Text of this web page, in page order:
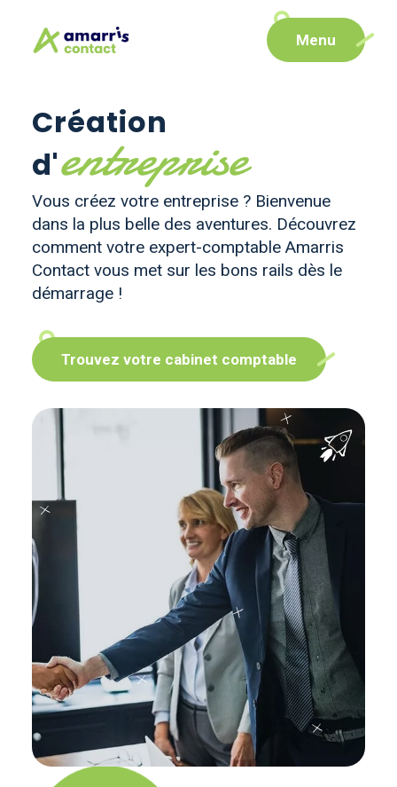
au
contenu
Menu
Création
d'entreprise
Vous créez votre entreprise ? Bienvenue
dans la plus belle des aventures. Découvrez
comment votre expert-comptable Amarris
Contact vous met sur les bons rails dès le
démarrage !
Trouvez votre cabinet comptable